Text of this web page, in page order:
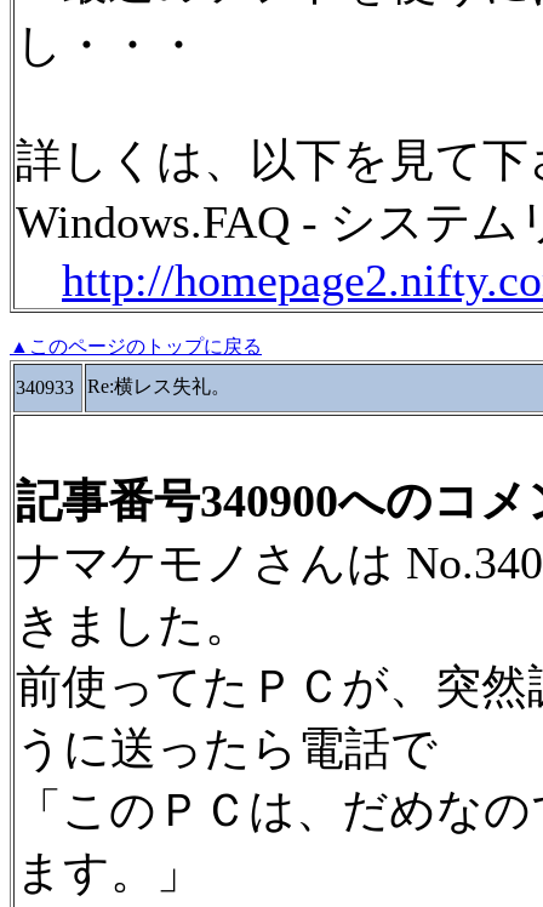
し・・・
詳しくは、以下を見て下
Windows.FAQ - システ
http://
▲このページのトップに戻る
340933
Re:横レス失礼。
記事番号340900へのコメ
ナマケモノさんは
きました。
前使ってたＰＣが、突
うに送ったら電話で
「このＰＣは、だめな
ます。」